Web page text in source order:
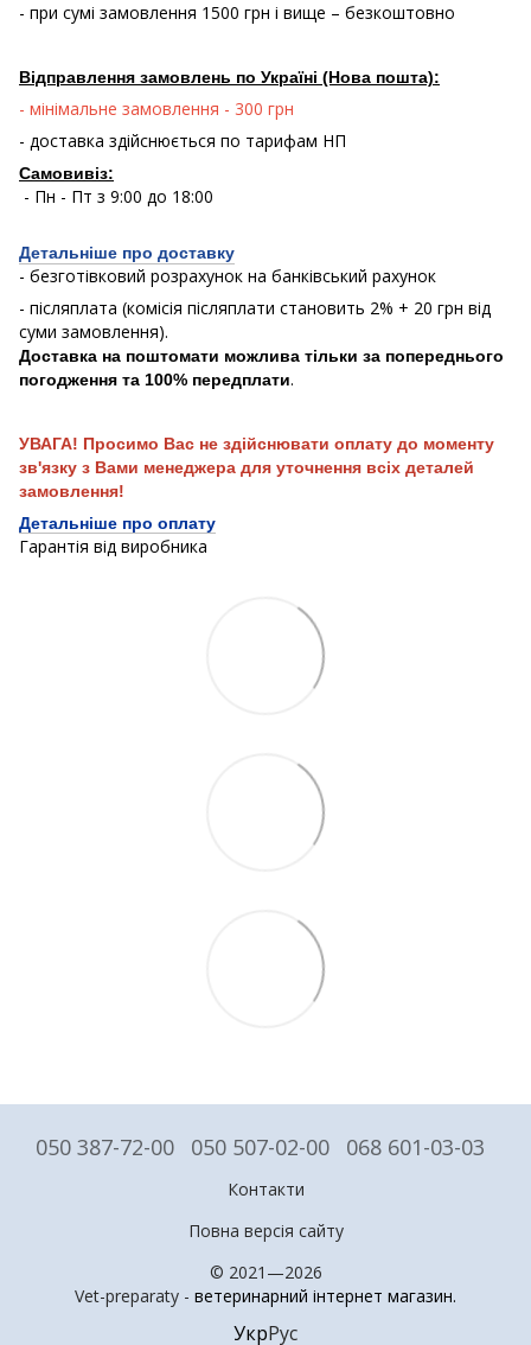
- при сумі замовлення 1500 грн і вище – безкоштовно
Відправлення замовлень по Україні (Нова пошта):
- мінімальне замовлення - 300 грн
- доставка здійснюється по тарифам НП
Самовивіз:
- Пн - Пт з 9:00 до 18:00
Детальніше про доставку
- безготівковий розрахунок на банківський рахунок
- післяплата (комісія післяплати становить 2% + 20 грн від
суми замовлення).
Доставка на поштомати можлива тільки за попереднього
погодження та 100% передплати.
УВАГА! Просимо Вас не здійснювати оплату до моменту
зв'язку з Вами менеджера для уточнення всіх деталей
замовлення!
Детальніше про оплату
Гарантія від виробника
050 387-72-00 050 507-02-00 068 601-03-03
Контакти
Повна версія сайту
© 2021—2026
Vet-preparaty - ветеринарний інтернет магазин.
УкрРус